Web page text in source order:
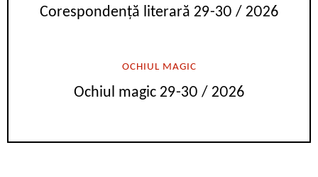
Corespondență literară 29-30 / 2026
OCHIUL MAGIC
Ochiul magic 29-30 / 2026